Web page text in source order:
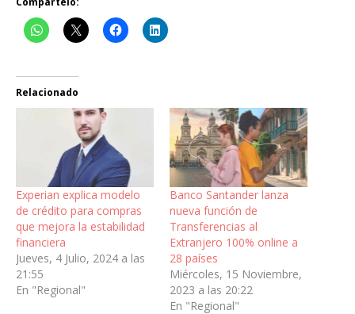
Relacionado
Experian explica modelo
de crédito para compras
que mejora la estabilidad
financiera
Jueves, 4 Julio, 2024 a las
21:55
En "Regional"
Banco Santander lanza
nueva función de
Transferencias al
Extranjero 100% online a
28 países
Miércoles, 15 Noviembre,
2023 a las 20:22
En "Regional"